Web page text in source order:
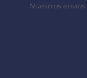
Nuestros